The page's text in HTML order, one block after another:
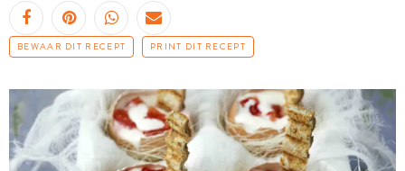
BEWAAR DIT RECEPT PRINT DIT RECEPT